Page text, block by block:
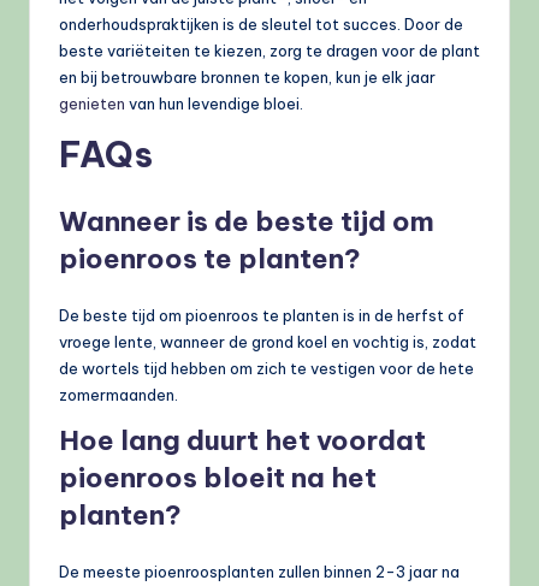
onderhoudspraktijken is de sleutel tot succes. Door de
beste variëteiten te kiezen, zorg te dragen voor de plant
en bij betrouwbare bronnen te kopen, kun je elk jaar
genieten van hun levendige bloei.
FAQs
Wanneer is de beste tijd om
pioenroos te planten?
De beste tijd om pioenroos te planten is in de herfst of
vroege lente, wanneer de grond koel en vochtig is, zodat
de wortels tijd hebben om zich te vestigen voor de hete
zomermaanden.
Hoe lang duurt het voordat
pioenroos bloeit na het
planten?
De meeste pioenroosplanten zullen binnen 2-3 jaar na